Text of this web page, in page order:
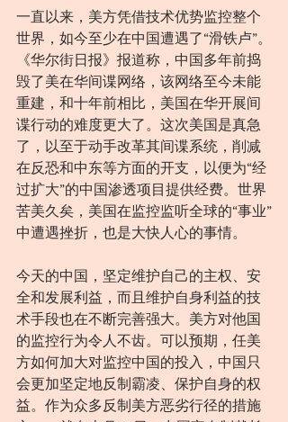
一直以来，美方凭借技术优势监控整个
世界，如今至少在中国遭遇了“滑铁卢”。
《华尔街日报》报道称，中国多年前捣
毁了美在华间谍网络，该网络至今未能
重建，和十年前相比，美国在华开展间
谍行动的难度更大了。这次美国是真急
了，以至于动手改革其间谍系统，削减
在反恐和中东等方面的开支，以便为“经
过扩大”的中国渗透项目提供经费。世界
苦美久矣，美国在监控监听全球的“事业”
中遭遇挫折，也是大快人心的事情。
今天的中国，坚定维护自己的主权、安
全和发展利益，而且维护自身利益的技
术手段也在不断完善强大。美方对他国
的监控行为令人不齿。可以预期，任美
方如何加大对监控中国的投入，中国只
会更加坚定地反制霸凌、保护自身的权
益。作为众多反制美方恶劣行径的措施